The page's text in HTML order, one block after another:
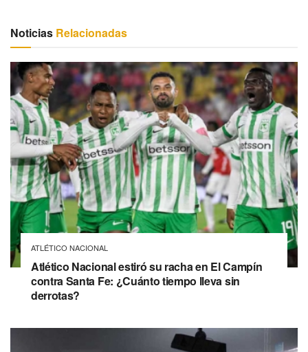
Noticias Relacionadas
ATLÉTICO NACIONAL
Atlético Nacional estiró su racha en El Campín
contra Santa Fe: ¿Cuánto tiempo lleva sin
derrotas?